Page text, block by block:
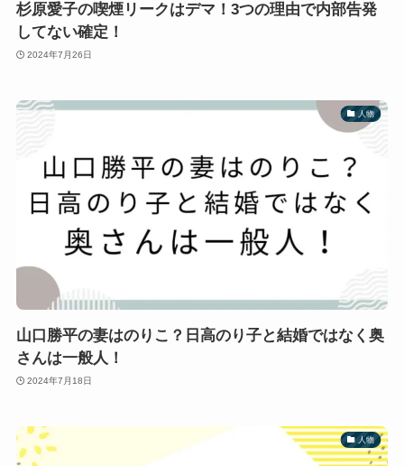
杉原愛子の喫煙リークはデマ！3つの理由で内部告発
してない確定！
2024年7月26日
人物
山口勝平の妻はのりこ？日高のり子と結婚ではなく奥
さんは一般人！
2024年7月18日
人物